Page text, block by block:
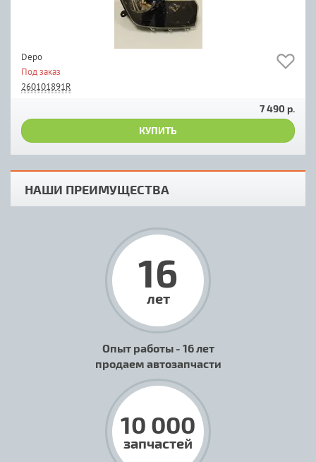
Depo
Под заказ
260101891R
7 490 р.
КУПИТЬ
НАШИ ПРЕИМУЩЕСТВА
16
лет
Опыт работы - 16 лет
продаем автозапчасти
10 000
запчастей